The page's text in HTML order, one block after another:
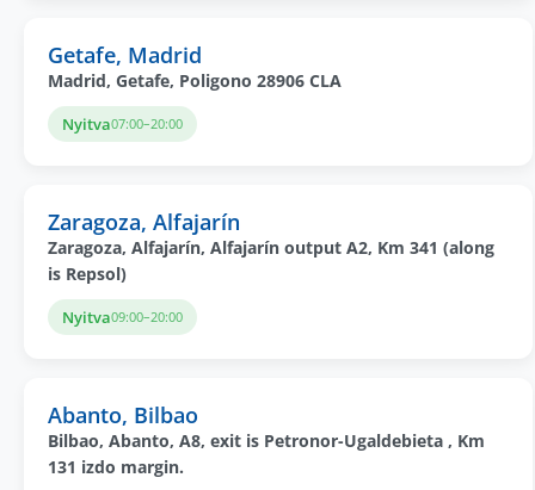
Getafe, Madrid
Madrid, Getafe, Poligono 28906 CLA
Nyitva07:00–20:00
Zaragoza, Alfajarín
Zaragoza, Alfajarín, Alfajarín output A2, Km 341 (along
is Repsol)
Nyitva09:00–20:00
Abanto, Bilbao
Bilbao, Abanto, A8, exit is Petronor-Ugaldebieta , Km
131 izdo margin.